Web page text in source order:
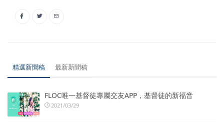
精選新聞稿 最新新聞稿
FLOC唯一基督徒專屬交友APP，基督徒的新福音
2021/03/29